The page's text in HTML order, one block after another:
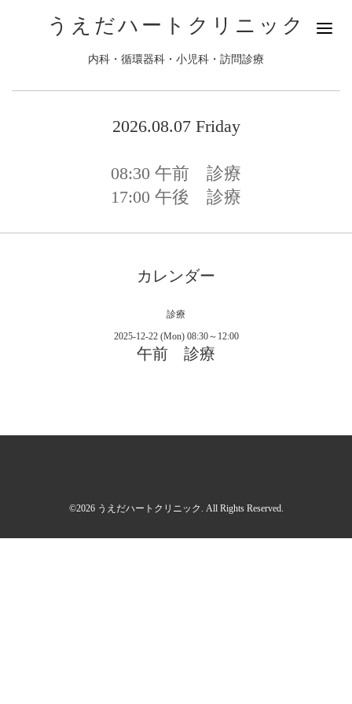
うえだハートクリニック
内科・循環器科・小児科・訪問診療
2026.08.07 Friday
08:30 午前 診療
17:00 午後 診療
カレンダー
診療
2025-12-22 (Mon) 08:30～12:00
午前 診療
©2026 うえだハートクリニック . All Rights Reserved.